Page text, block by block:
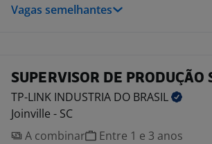
Vagas semelhantes
SUPERVISOR DE PRODUÇÃO
TP-LINK INDUSTRIA DO BRASIL
Joinville - SC
A combinar
Entre 1 e 3 anos